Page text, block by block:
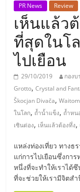
เอ
ส
เอ็
มอี
ไทย,
SMEs,
PR News Review
เห็นแล้ว
ที่สุดในโ
ไปเยือน
29/10/2019 กองบ
Grotto,Crystal and
Škocjan Divača,
ในโลก, ถ้ำน้ำแข็ง, ถ้ำหน
เซินด่อง, เห็นแล้วต้องทึ่ง,
แหล่งท่องเที่ยว ทาง
แก่การไปเยือนซึ่งกา
หนึ่งที่จะทำให้เราได้
ที่จะช่วยให้เรามีจิตส